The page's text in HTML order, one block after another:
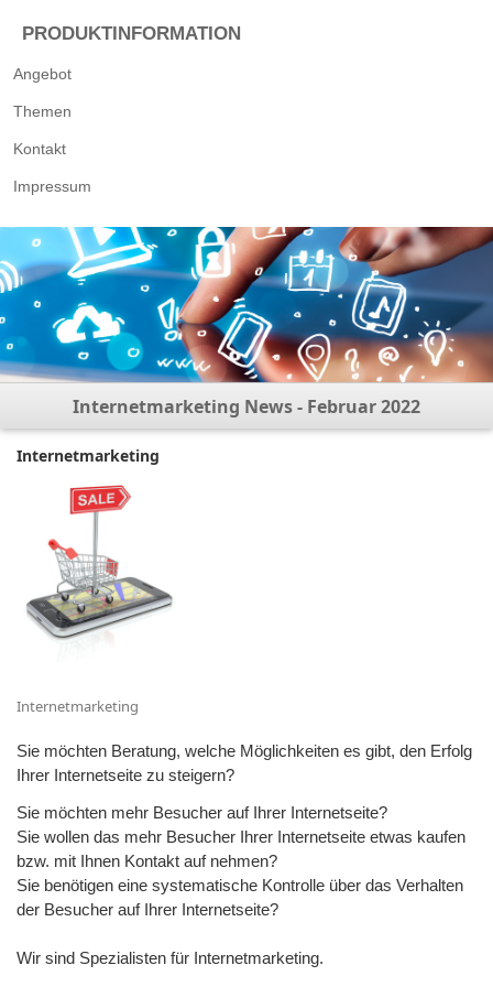
PRODUKTINFORMATION
Angebot
Themen
Kontakt
Impressum
Internetmarketing News - Februar 2022
Internetmarketing
Internetmarketing
Sie möchten Beratung, welche Möglichkeiten es gibt, den Erfolg
Ihrer Internetseite zu steigern?
Sie möchten mehr Besucher auf Ihrer Internetseite?
Sie wollen das mehr Besucher Ihrer Internetseite etwas kaufen
bzw. mit Ihnen Kontakt auf nehmen?
Sie benötigen eine systematische Kontrolle über das Verhalten
der Besucher auf Ihrer Internetseite?
Wir sind Spezialisten für Internetmarketing.